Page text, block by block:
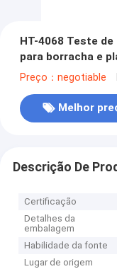
HT-4068 Teste
para borracha e
impacto
Preço：negotiable
Melhor
Descrição De
Certificação
Detalhes da
embalagem
Habilidade da fonte
Lugar de origem